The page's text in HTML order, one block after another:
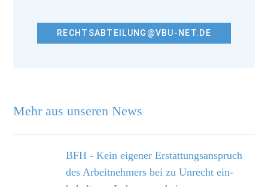
Mehr aus unseren News
BFH - Kein eigener Erstattungsanspruch
des Arbeitnehmers bei zu Unrecht ein­
RECHTSABTEILUNG@VBU-NET.DE